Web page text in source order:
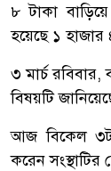
৮ টাকা
হয়েছে ১ হাজার
৩ মার্চ রবিবার,
বিষয়টি
আজ বিকেল
করেন